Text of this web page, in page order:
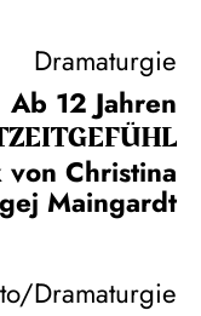
Dramaturgie
Ab 12 Jahren
von Christina
Maingardt
Dramaturgie